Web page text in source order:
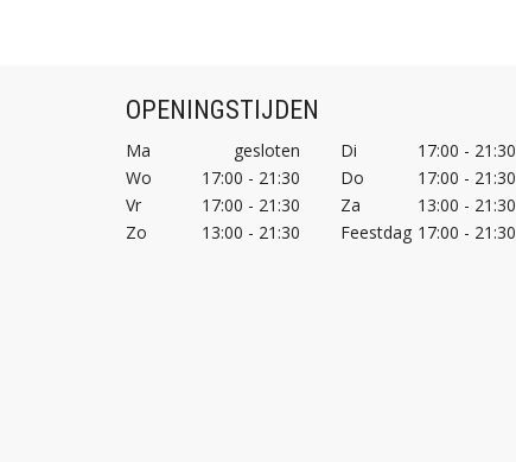
OPENINGSTIJDEN
Ma gesloten Di
17:00 - 21:30
Wo
17:00 - 21:30 Do
17:00 - 21:30
Vr
17:00 - 21:30 Za
13:00 - 21:30
Zo
13:00 - 21:30 Feestdag 17:00 - 21:30